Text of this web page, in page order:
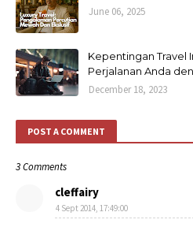
June 06, 2025
Kepentingan Travel
Perjalanan Anda
December 18, 2023
POST A COMMENT
3 Comments
cleffairy
4 Sept 2014, 17:49:00